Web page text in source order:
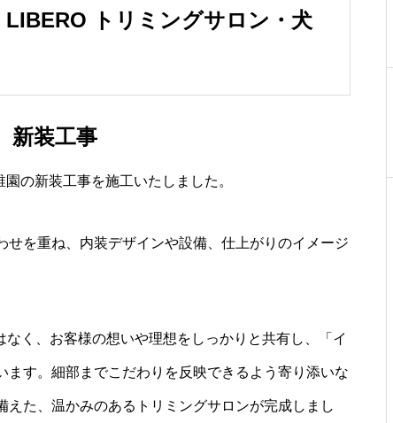
LIBERO トリミングサロン・犬
新装工事
の新装工事を施工いたしました。
を重ね、内装デザインや設備、仕上がりのイメージ
く、お客様の想いや理想をしっかりと共有し、「イ
す。細部までこだわりを反映できるよう寄り添いな
た、温かみのあるトリミングサロンが完成しまし